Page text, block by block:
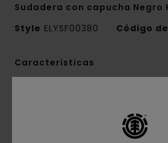
Sudadera con capucha Negro
Style ELYSF00380 Código
Características
corte Regular